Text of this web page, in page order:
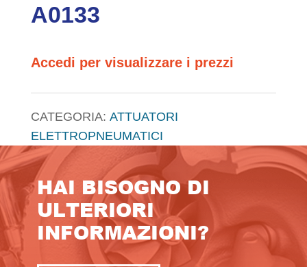
A0133
Accedi per visualizzare i prezzi
CATEGORIA: ATTUATORI
ELETTROPNEUMATICI
HAI BISOGNO DI
ULTERIORI
INFORMAZIONI?